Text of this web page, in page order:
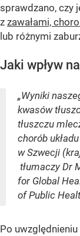
sprawdzano, czy
z zawałami,
lub różnymi
Jaki wpływ
„Wyniki
kwasów
tłuszczu
chorób
w Szwecji
tłumaczy Dr
for Global
of Public
Po